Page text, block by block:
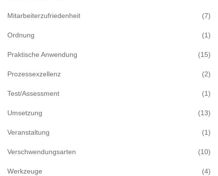
Mitarbeiterzufriedenheit (7)
Ordnung (1)
Praktische Anwendung (15)
Prozessexzellenz (2)
Test/Assessment (1)
Umsetzung (13)
Veranstaltung (1)
Verschwendungsarten (10)
Werkzeuge (4)